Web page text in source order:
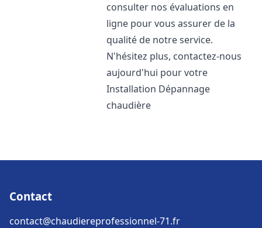
consulter nos évaluations en
ligne pour vous assurer de la
qualité de notre service.
N'hésitez plus, contactez-nous
aujourd'hui pour votre
Installation Dépannage
chaudière
Contact
contact@chaudiereprofessionnel-71.fr